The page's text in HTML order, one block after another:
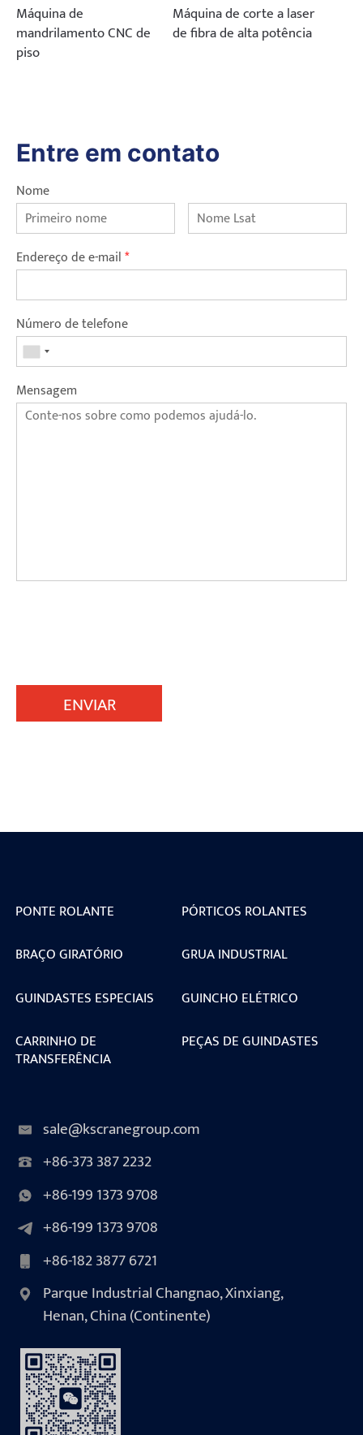
Máquina de
mandrilamento CNC de
piso
Máquina de corte a laser
de fibra de alta potência
Entre em contato
Nome
Endereço de e-mail*
Número de telefone
Mensagem
ENVIAR
PONTE ROLANTE
PÓRTICOS ROLANTES
BRAÇO GIRATÓRIO
GRUA INDUSTRIAL
GUINDASTES ESPECIAIS
GUINCHO ELÉTRICO
CARRINHO DE
TRANSFERÊNCIA
PEÇAS DE GUINDASTES
sale@kscranegroup.com
+86-373 387 2232
+86-199 1373 9708
+86-199 1373 9708
+86-182 3877 6721
Parque Industrial Changnao, Xinxiang,
Henan, China (Continente)